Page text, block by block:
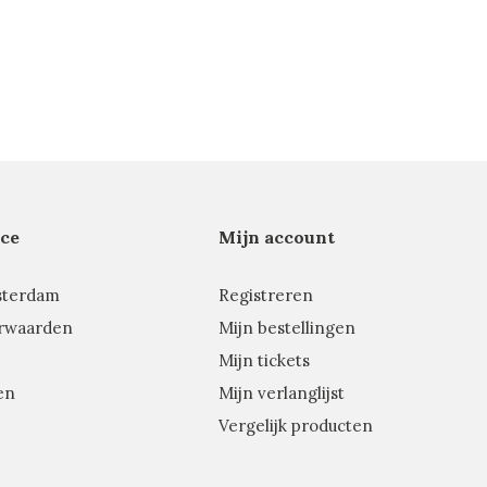
Mijn account
Registreren
Mijn bestellingen
Mijn tickets
Mijn verlanglijst
Vergelijk producten